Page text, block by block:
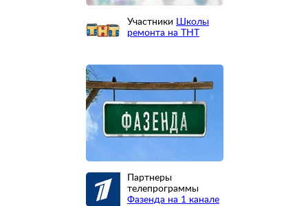
Участники Школы
ремонта на ТНТ
Партнеры
телепрограммы
Фазенда на 1 канале